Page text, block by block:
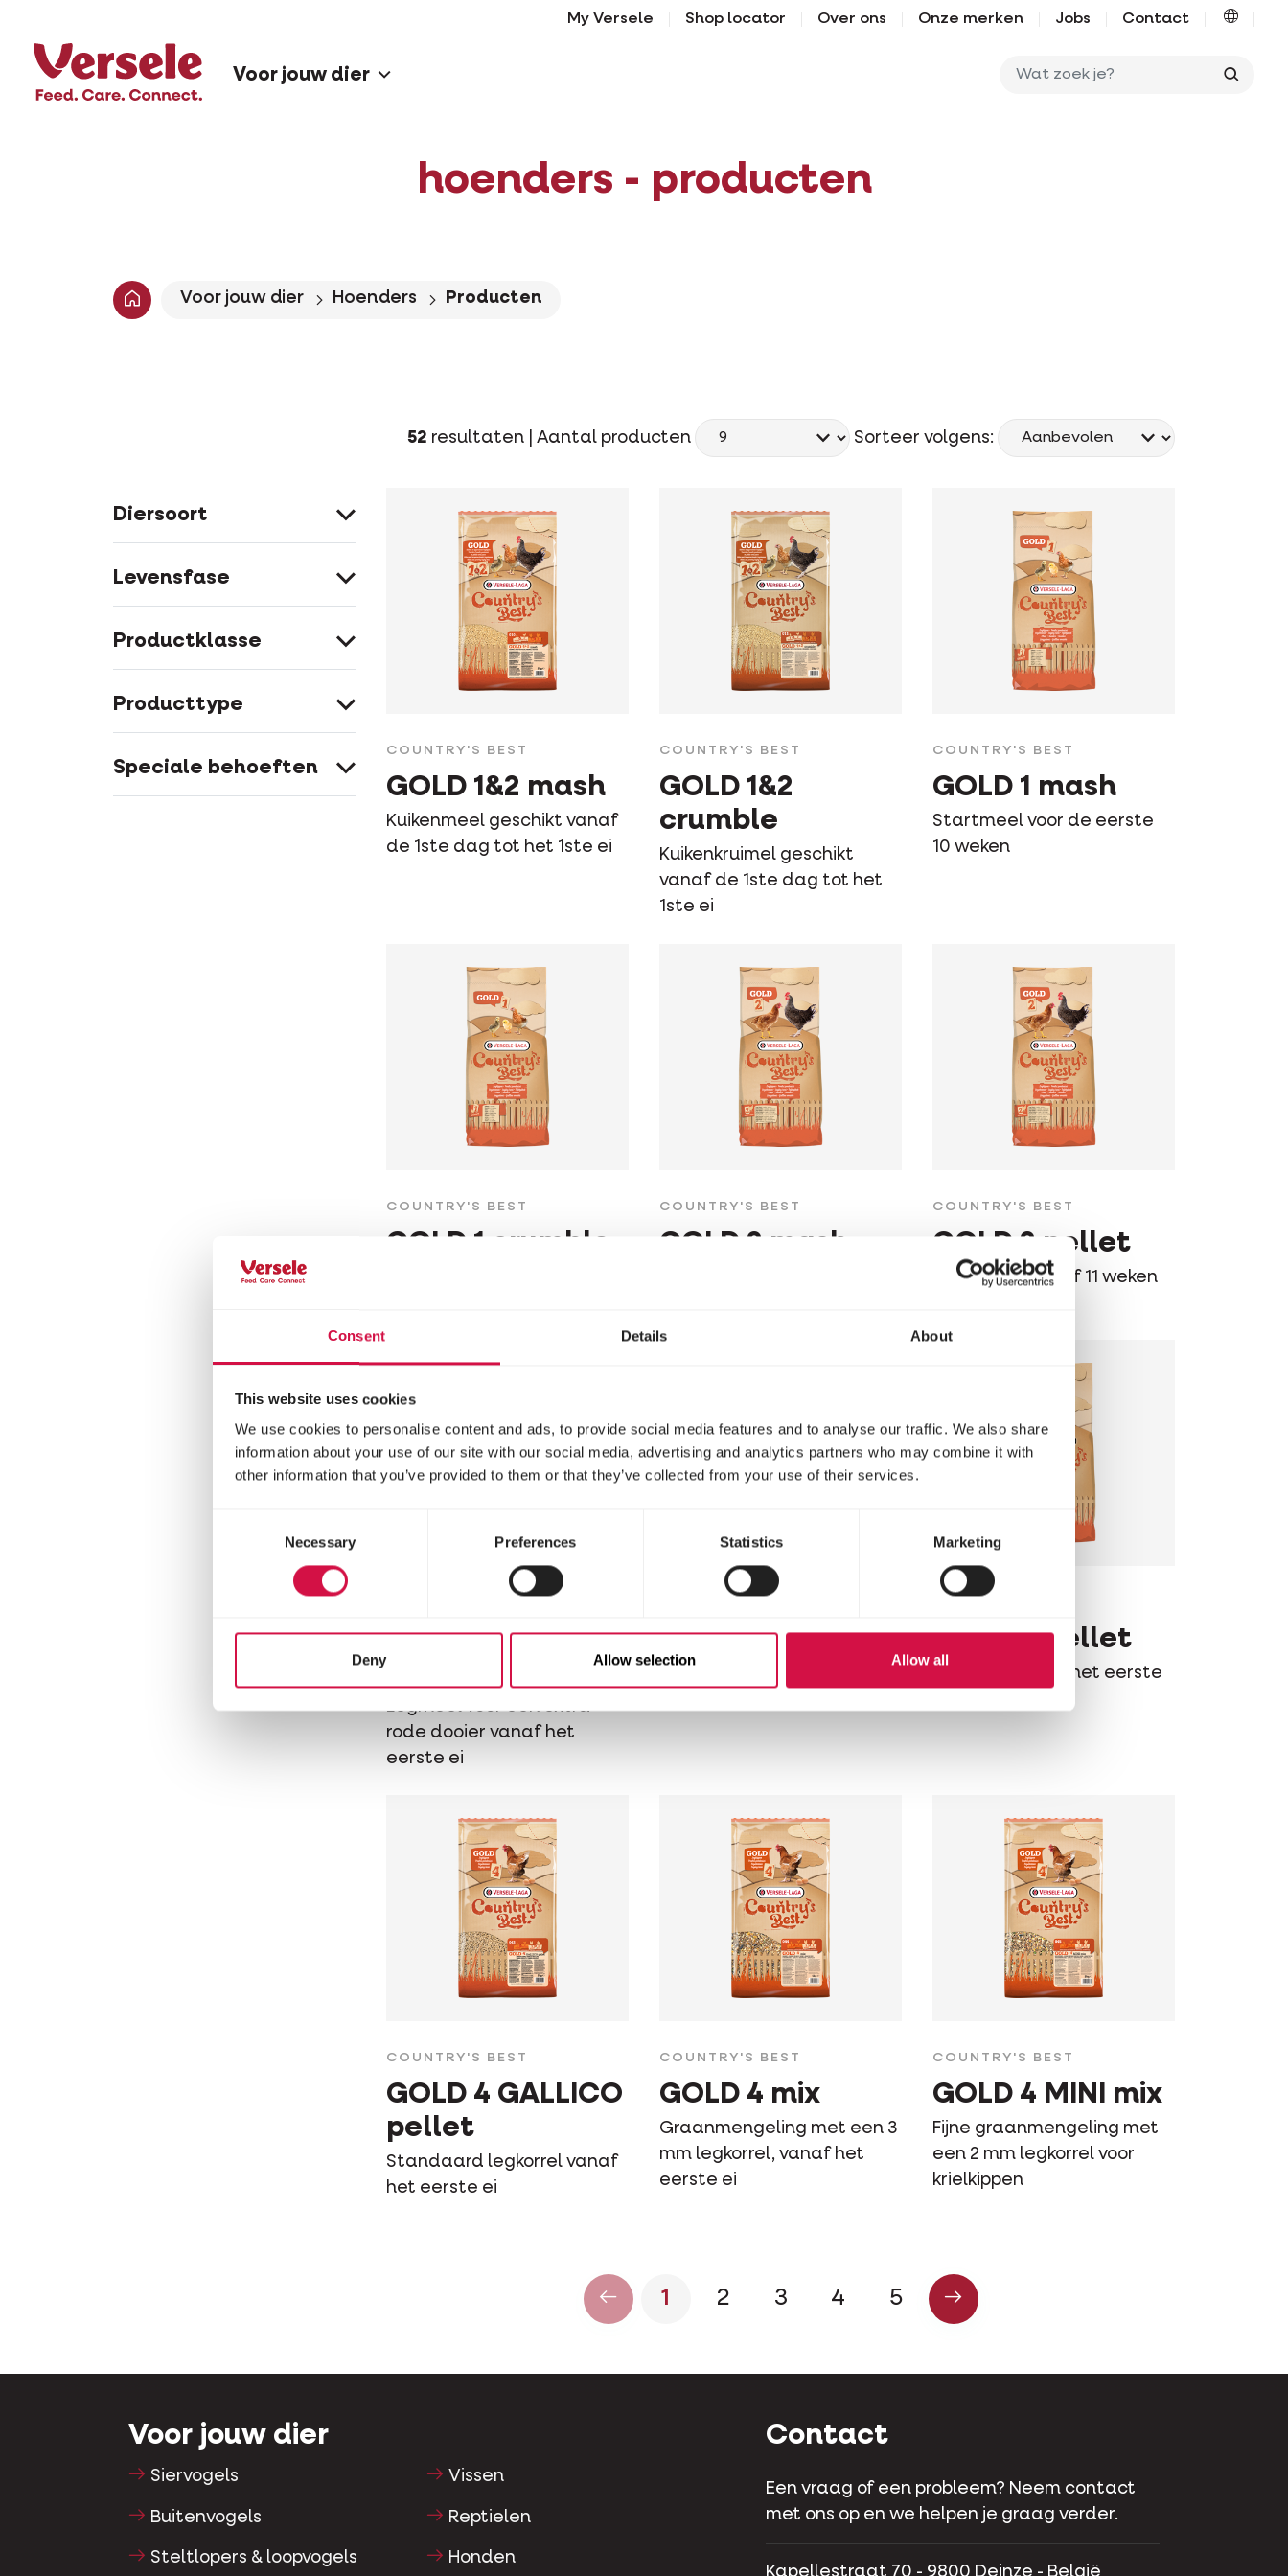
Consent Details About
This website uses cookies
We use cookies to personalise content and ads, to provide social media features and to analyse our traffic. We also share
information about your use of our site with our social media, advertising and analytics partners who may combine it with
other information that you’ve provided to them or that they’ve collected from your use of their services.
Necessary Preferences Statistics Marketing
Deny Allow selection Allow all
My Versele Shop locator Over ons Onze merken Jobs Contact
Voor jouw dier
hoenders - producten
Voor jouw dier Hoenders Producten
52 resultaten | Aantal producten Sorteer volgens:
Diersoort
Levensfase
Productklasse
Producttype
Speciale behoeften
COUNTRY'S BEST
GOLD 1&2 mash
Kuikenmeel geschikt vanaf
de 1ste dag tot het 1ste ei
COUNTRY'S BEST
GOLD 1&2
crumble
Kuikenkruimel geschikt
vanaf de 1ste dag tot het
1ste ei
COUNTRY'S BEST
GOLD 1 mash
Startmeel voor de eerste
10 weken
COUNTRY'S BEST
GOLD 1 crumble
COUNTRY'S BEST
GOLD 2 mash
COUNTRY'S BEST
GOLD 2 pellet
Groeikorrel vanaf 11 weken
GOLD 4 RED
Legmeel voor een extra
rode dooier vanaf het
eerste ei
GOLD 4 mash GOLD 4 pellet
Legkorrel vanaf het eerste
COUNTRY'S BEST
GOLD 4 GALLICO
pellet
Standaard legkorrel vanaf
het eerste ei
COUNTRY'S BEST
GOLD 4 mix
Graanmengeling met een 3
mm legkorrel, vanaf het
eerste ei
COUNTRY'S BEST
GOLD 4 MINI mix
Fijne graanmengeling met
een 2 mm legkorrel voor
krielkippen
1 2 3 4 5
Voor jouw dier
Siervogels
Buitenvogels
Steltlopers & loopvogels
Vissen
Reptielen
Honden
Contact
Een vraag of een probleem? Neem contact
met ons op en we helpen je graag verder.
Kapellestraat 70 - 9800 Deinze - België